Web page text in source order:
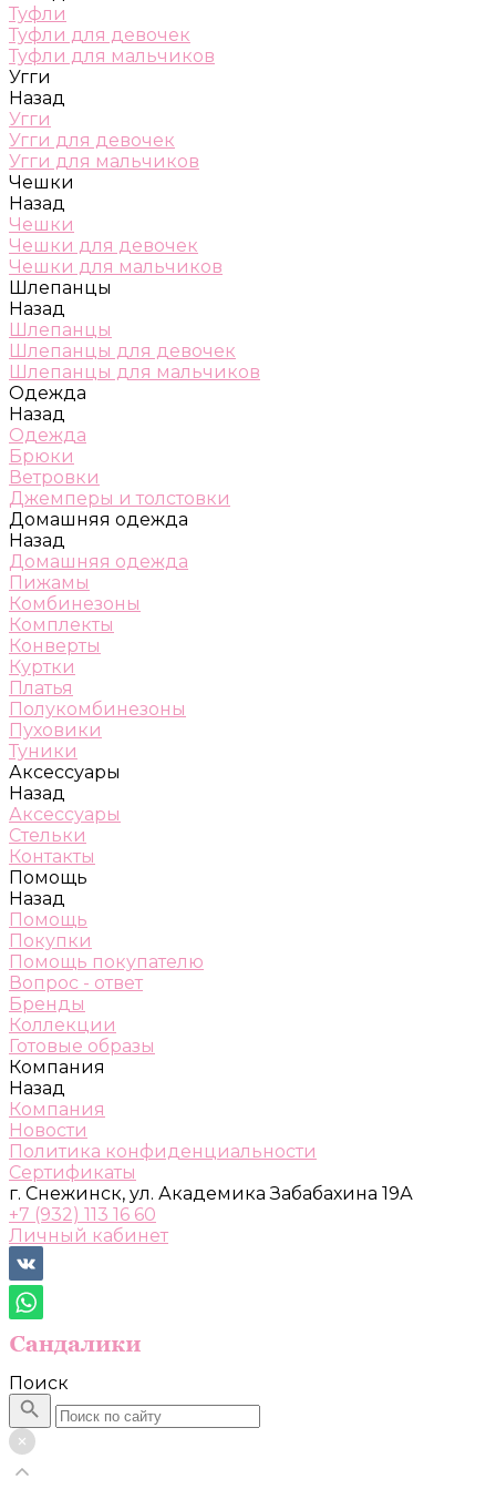
Туфли
Туфли для девочек
Туфли для мальчиков
Угги
Назад
Угги
Угги для девочек
Угги для мальчиков
Чешки
Назад
Чешки
Чешки для девочек
Чешки для мальчиков
Шлепанцы
Назад
Шлепанцы
Шлепанцы для девочек
Шлепанцы для мальчиков
Одежда
Назад
Одежда
Брюки
Ветровки
Джемперы и толстовки
Домашняя одежда
Назад
Домашняя одежда
Пижамы
Комбинезоны
Комплекты
Конверты
Куртки
Платья
Полукомбинезоны
Пуховики
Туники
Аксессуары
Назад
Аксессуары
Стельки
Контакты
Помощь
Назад
Помощь
Покупки
Помощь покупателю
Вопрос - ответ
Бренды
Коллекции
Готовые образы
Компания
Назад
Компания
Новости
Политика конфиденциальности
Сертификаты
г. Снежинск, ул. Академика Забабахина 19А
+7 (932) 113 16 60
Личный кабинет
Поиск